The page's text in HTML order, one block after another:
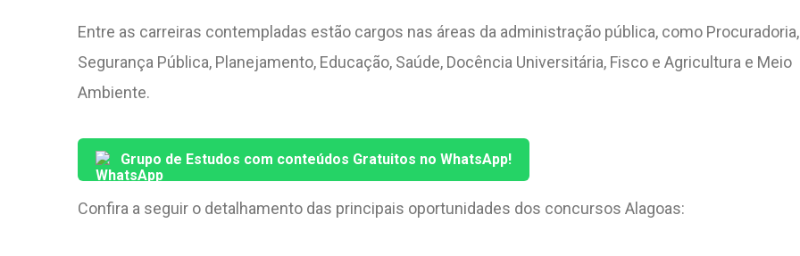
Entre as carreiras contempladas estão cargos nas áreas da administração pública, como Procuradoria,
Segurança Pública, Planejamento, Educação, Saúde, Docência Universitária, Fisco e Agricultura e Meio
Ambiente.
Grupo de Estudos com conteúdos Gratuitos no WhatsApp!
Confira a seguir o detalhamento das principais oportunidades dos concursos Alagoas: